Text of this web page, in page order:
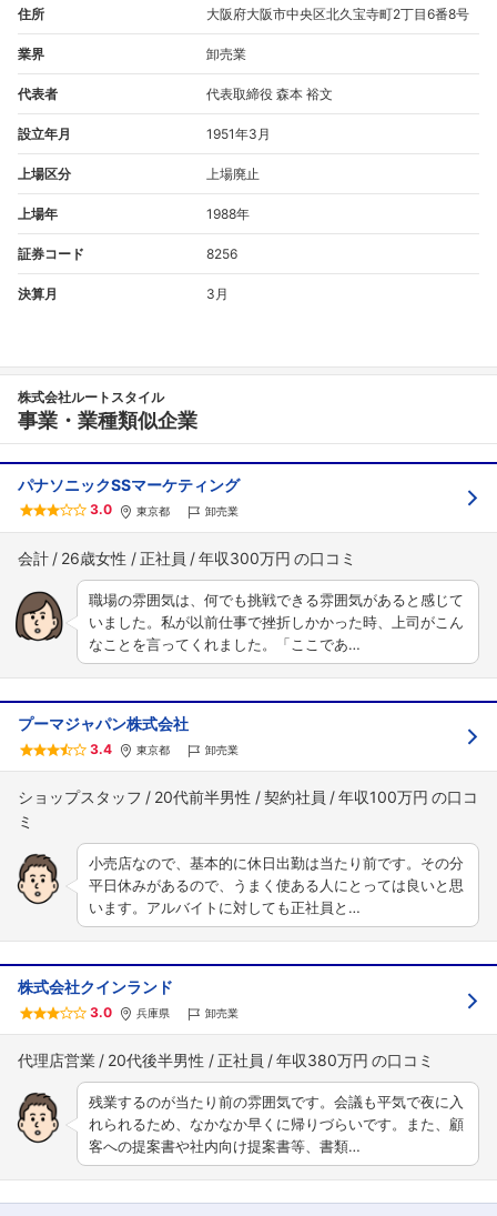
住所 大阪府大阪市中央区北久宝寺町2丁目6番8号
業界 卸売業
代表者 代表取締役 森本 裕文
設立年月 1951年3月
上場区分 上場廃止
上場年 1988年
証券コード 8256
決算月 3月
株式会社ルートスタイル
事業・業種類似企業
パナソニックSSマーケティング
3.0 東京都 卸売業
会計 26歳女性 正社員 年収300万円
職場の雰囲気は、何でも挑戦できる雰囲気があると感じて
いました。私が以前仕事で挫折しかかった時、上司がこん
なことを言ってくれました。「ここであ…
プーマジャパン株式会社
3.4 東京都 卸売業
ショップスタッフ 20代前半男性 契約社員 年収100万円
小売店なので、基本的に休日出勤は当たり前です。その分
平日休みがあるので、うまく使ある人にとっては良いと思
います。アルバイトに対しても正社員と…
株式会社クインランド
3.0 兵庫県 卸売業
代理店営業 20代後半男性 正社員 年収380万円
残業するのが当たり前の雰囲気です。会議も平気で夜に入
れられるため、なかなか早くに帰りづらいです。また、顧
客への提案書や社内向け提案書等、書類…